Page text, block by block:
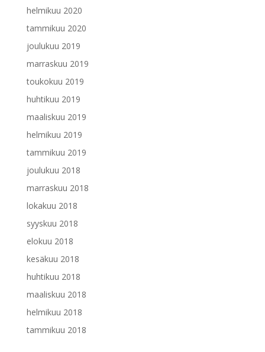
helmikuu 2020
tammikuu 2020
joulukuu 2019
marraskuu 2019
toukokuu 2019
huhtikuu 2019
maaliskuu 2019
helmikuu 2019
tammikuu 2019
joulukuu 2018
marraskuu 2018
lokakuu 2018
syyskuu 2018
elokuu 2018
kesäkuu 2018
huhtikuu 2018
maaliskuu 2018
helmikuu 2018
tammikuu 2018